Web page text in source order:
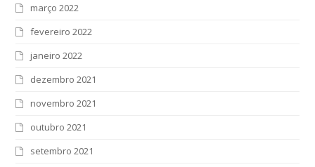
março 2022
fevereiro 2022
janeiro 2022
dezembro 2021
novembro 2021
outubro 2021
setembro 2021